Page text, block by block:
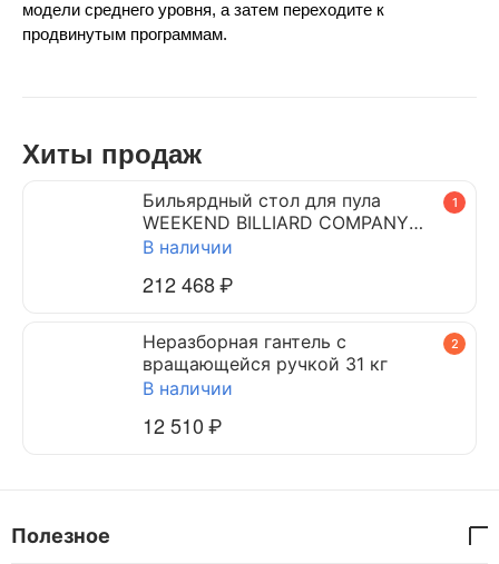
модели среднего уровня, а затем переходите к
продвинутым программам.
Хиты продаж
1
Бильярдный стол для пула
WEEKEND BILLIARD COMPANY
DYNAMIC TRIUMPH 7 ф (черный)
В наличии
212 468₽
2
Неразборная гантель c
вращающейся ручкой 31 кг
В наличии
12 510₽
Полезное